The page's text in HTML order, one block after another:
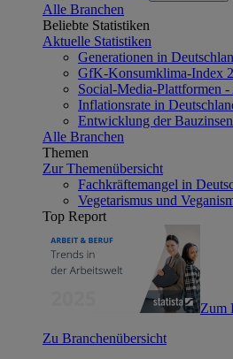
Alle Branchen
Beliebte Statistiken
Aktuelle Statistiken
Generationen in
GfK-Konsumklima-Index
Social-Media-Plattformen
Inflationsrate in
Entwicklung der
Alle Branchen
Themen
Zur Themenübersicht
Fachkräftemangel in
Vegetarismus und
Top Report
Zum
Zu Branchenübersicht